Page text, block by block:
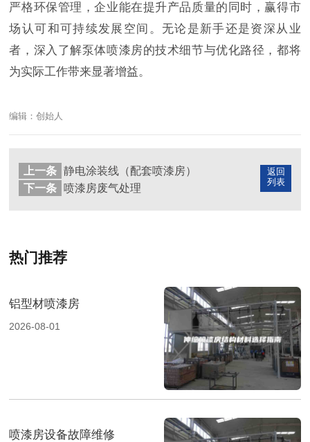
严格环保管理，企业能在提升产品质量的同时，赢得市
场认可和可持续发展空间。无论是新手还是资深从业
者，深入了解泵体喷漆房的技术细节与优化路径，都将
为实际工作带来显著增益。
编辑：创始人
返回
列表
上一条
静电涂装线（配套喷漆房）
下一条
喷漆房废气处理
热门推荐
铝型材喷漆房
2026-08-01
喷漆房设备故障维修